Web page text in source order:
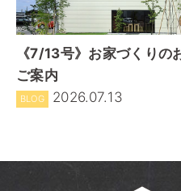
《7/13号》お家づくりの
ご案内
BLOG 2026.07.13